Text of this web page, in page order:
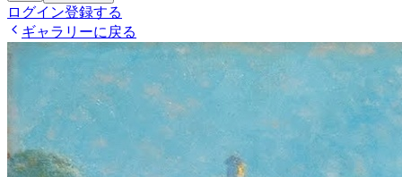
ログイン登録する
ギャラリーに戻る